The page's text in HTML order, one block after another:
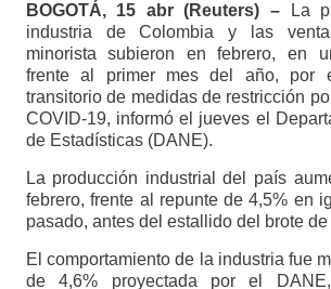
BOGOTÁ, 15 abr (Reuters) – La
industria de Colombia y las
minorista subieron en febrero, en
frente al primer mes del año, por
transitorio de medidas de restricción
COVID-19, informó el jueves el
de Estadísticas (DANE).
La producción industrial del país
febrero, frente al repunte de 4,5% en
pasado, antes del estallido del brote
El comportamiento de la industria fue
de 4,6% proyectada por el